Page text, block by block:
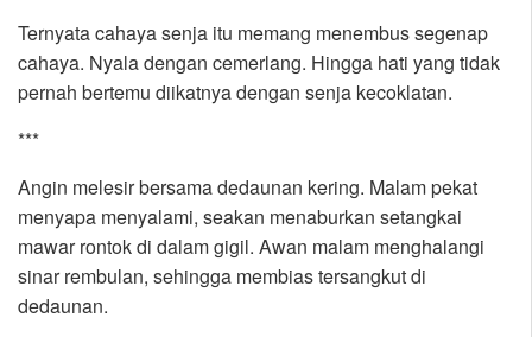
Ternyata cahaya senja itu memang menembus segenap
cahaya. Nyala dengan cemerlang. Hingga hati yang tidak
pernah bertemu diikatnya dengan senja kecoklatan.
***
Angin melesir bersama dedaunan kering. Malam pekat
menyapa menyalami, seakan menaburkan setangkai
mawar rontok di dalam gigil. Awan malam menghalangi
sinar rembulan, sehingga membias tersangkut di
dedaunan.